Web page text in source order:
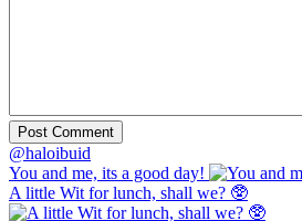
@haloibuid
You and me, its a good day!
A little Wit for lunch, shall we? 🥸